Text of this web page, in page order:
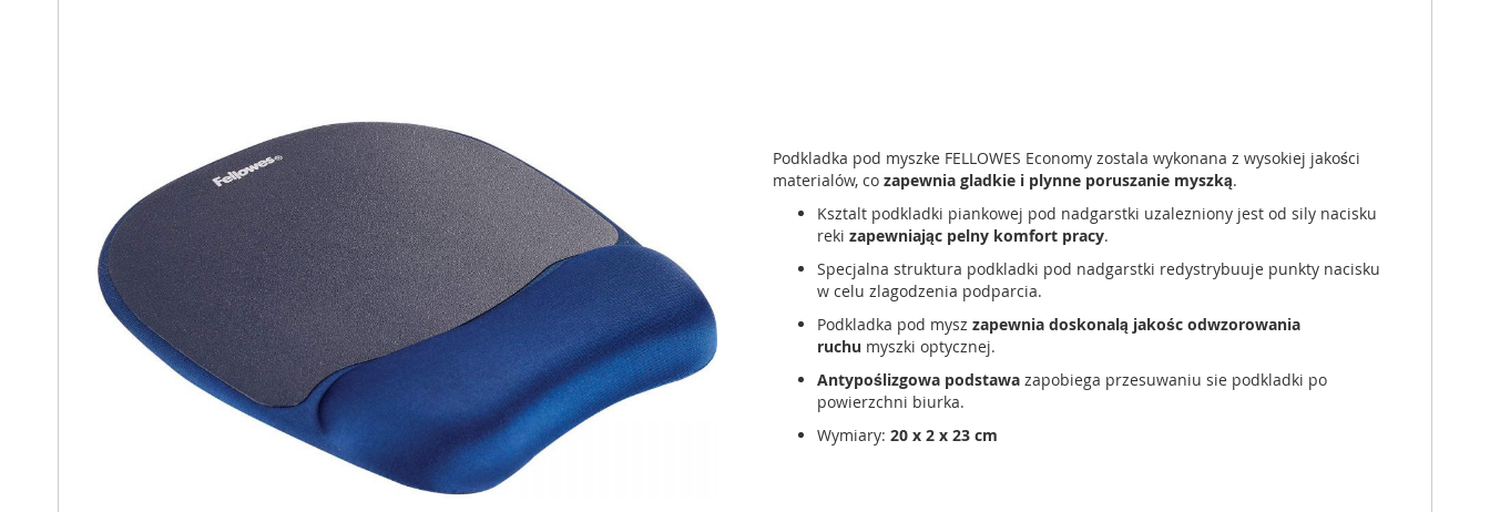
Podkladka pod myszke FELLOWES Economy zostala wykonana z wysokiej jakości
materialów, co zapewnia gladkie i plynne poruszanie myszką.
Ksztalt podkladki piankowej pod nadgarstki uzalezniony jest od sily nacisku
reki zapewniając pelny komfort pracy.
Specjalna struktura podkladki pod nadgarstki redystrybuuje punkty nacisku
w celu zlagodzenia podparcia.
Podkladka pod mysz zapewnia doskonalą jakośc odwzorowania
ruchu myszki optycznej.
Antypoślizgowa podstawa zapobiega przesuwaniu sie podkladki po
powierzchni biurka.
Wymiary: 20 x 2 x 23 cm